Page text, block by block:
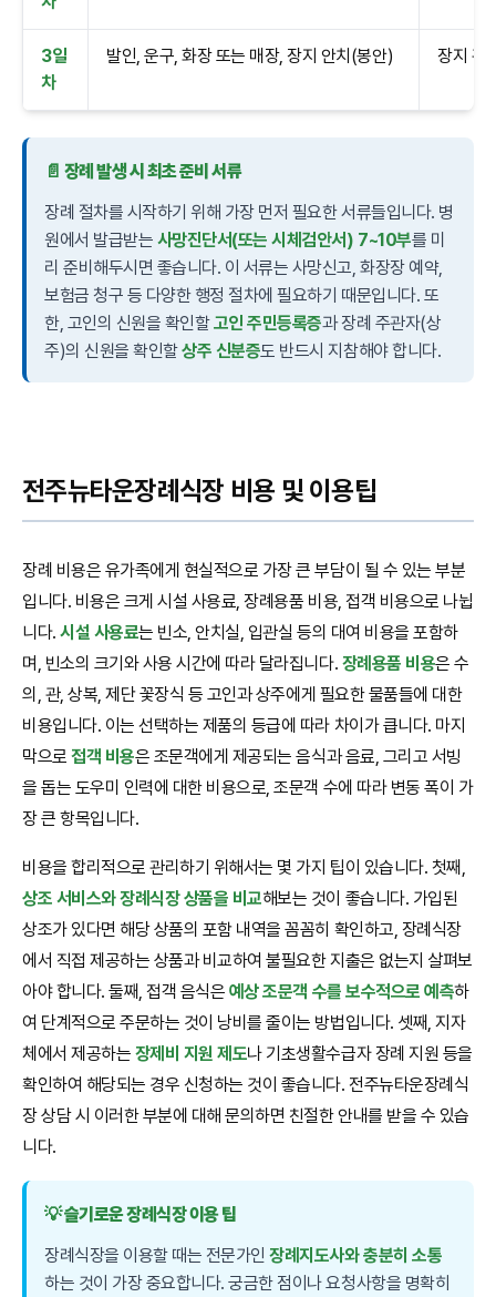
3일
차
발인, 운구, 화장 또는 매장, 장지 안치(봉안) 장지 관
📄 장례 발생 시 최초 준비 서류
장례 절차를 시작하기 위해 가장 먼저 필요한 서류들입니다. 병
원에서 발급받는 사망진단서(또는 시체검안서) 7~10부를 미
리 준비해두시면 좋습니다. 이 서류는 사망신고, 화장장 예약,
보험금 청구 등 다양한 행정 절차에 필요하기 때문입니다. 또
한, 고인의 신원을 확인할고인 주민등록증과 장례 주관자(상
주)의 신원을 확인할상주 신분증도 반드시 지참해야 합니다.
전주뉴타운장례식장 비용 및 이용팁
장례 비용은 유가족에게 현실적으로 가장 큰 부담이 될 수 있는 부분
입니다. 비용은 크게 시설 사용료, 장례용품 비용, 접객 비용으로 나뉩
니다.시설 사용료는 빈소, 안치실, 입관실 등의 대여 비용을 포함하
며, 빈소의 크기와 사용 시간에 따라 달라집니다. 장례용품 비용은 수
의, 관, 상복, 제단 꽃장식 등 고인과 상주에게 필요한 물품들에 대한
비용입니다. 이는 선택하는 제품의 등급에 따라 차이가 큽니다. 마지
막으로접객 비용은 조문객에게 제공되는 음식과 음료, 그리고 서빙
을 돕는 도우미 인력에 대한 비용으로, 조문객 수에 따라 변동 폭이 가
장 큰 항목입니다.
비용을 합리적으로 관리하기 위해서는 몇 가지 팁이 있습니다. 첫째,
상조 서비스와 장례식장 상품을 비교해보는 것이 좋습니다. 가입된
상조가 있다면 해당 상품의 포함 내역을 꼼꼼히 확인하고, 장례식장
에서 직접 제공하는 상품과 비교하여 불필요한 지출은 없는지 살펴보
아야 합니다. 둘째, 접객 음식은 예상 조문객 수를 보수적으로 예측하
여 단계적으로 주문하는 것이 낭비를 줄이는 방법입니다. 셋째, 지자
체에서 제공하는 장제비 지원 제도나 기초생활수급자 장례 지원 등을
확인하여 해당되는 경우 신청하는 것이 좋습니다. 전주뉴타운장례식
장 상담 시 이러한 부분에 대해 문의하면 친절한 안내를 받을 수 있습
니다.
💡 슬기로운 장례식장 이용 팁
장례식장을 이용할 때는 전문가인장례지도사와 충분히 소통
하는 것이 가장 중요합니다. 궁금한 점이나 요청사항을 명확히